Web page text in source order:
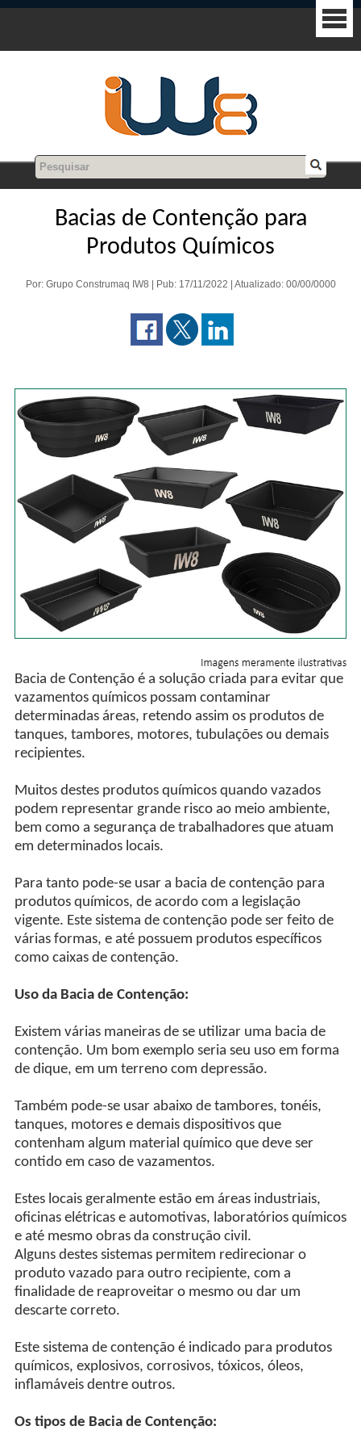
Bacias de Contenção para
Produtos Químicos
Por: Grupo Construmaq IW8 | Pub: 17/11/2022 | Atualizado: 00/00/0000
Bacia de Contenção é a solução criada para evitar que
vazamentos químicos possam contaminar
determinadas áreas, retendo assim os produtos de
tanques, tambores, motores, tubulações ou demais
recipientes.
Muitos destes produtos químicos quando vazados
podem representar grande risco ao meio ambiente,
bem como a segurança de trabalhadores que atuam
em determinados locais.
Para tanto pode-se usar a bacia de contenção para
produtos químicos, de acordo com a legislação
vigente. Este sistema de contenção pode ser feito de
várias formas, e até possuem produtos específicos
como caixas de contenção.
Uso da Bacia de Contenção:
Existem várias maneiras de se utilizar uma bacia de
contenção. Um bom exemplo seria seu uso em forma
de dique, em um terreno com depressão.
Também pode-se usar abaixo de tambores, tonéis,
tanques, motores e demais dispositivos que
contenham algum material químico que deve ser
contido em caso de vazamentos.
Estes locais geralmente estão em áreas industriais,
oficinas elétricas e automotivas, laboratórios químicos
e até mesmo obras da construção civil.
Alguns destes sistemas permitem redirecionar o
produto vazado para outro recipiente, com a
finalidade de reaproveitar o mesmo ou dar um
descarte correto.
Este sistema de contenção é indicado para produtos
químicos, explosivos, corrosivos, tóxicos, óleos,
inflamáveis dentre outros.
Os tipos de Bacia de Contenção: